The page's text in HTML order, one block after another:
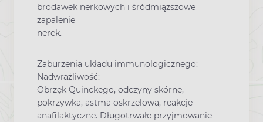
brodawek nerkowych i śródmiąższowe
zapalenie
nerek.
Zaburzenia układu immunologicznego:
Nadwrażliwość:
Obrzęk Quinckego, odczyny skórne,
pokrzywka, astma oskrzelowa, reakcje
anafilaktyczne. Długotrwałe przyjmowanie